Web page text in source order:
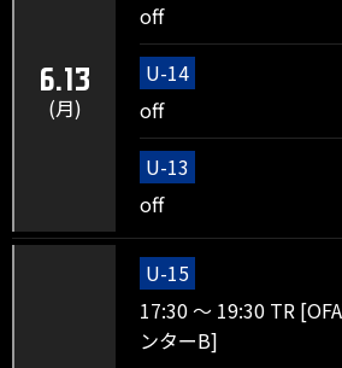
6.13
(月)
off
U-14
off
U-13
off
U-15
17:30 ～ 19:30 TR
ンターB]